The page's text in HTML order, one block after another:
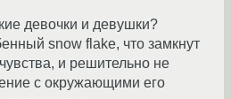
девочки и девушки?
snow flake, что замкнут
и решительно не
с окружающими его